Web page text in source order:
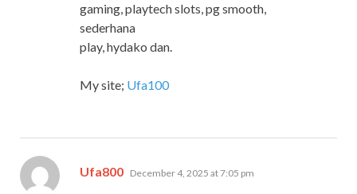
gaming, playtech slots, pg smooth,
sederhana
play, hydako dan.
My site; Ufa100
Ufa800 says:
December 4, 2025 at 7:05 pm